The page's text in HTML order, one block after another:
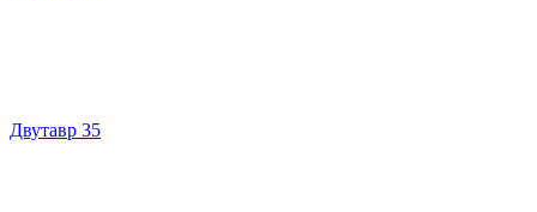
Двутавр 35